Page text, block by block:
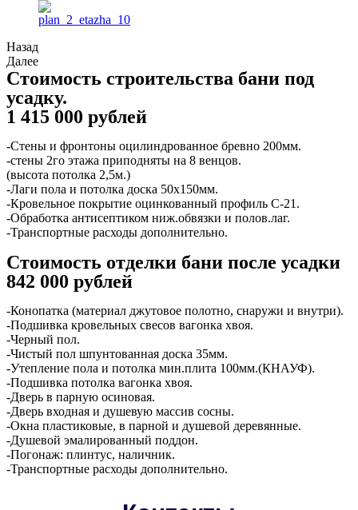
Назад
Далее
Стоимость строительства бани под
усадку.
1 415 000 рублей
-Стены и фронтоны оцилиндрованное бревно 200мм.
-стены 2го этажа приподняты на 8 венцов.
(высота потолка 2,5м.)
-Лаги пола и потолка доска 50х150мм.
-Кровельное покрытие оцинкованный профиль С-21.
-Обработка антисептиком ниж.обвязки и полов.лаг.
-Транспортные расходы дополнительно.
Стоимость отделки бани после усадки
842 000 рублей
-Конопатка (материал джутовое полотно, снаружи и внутри).
-Подшивка кровельных свесов вагонка хвоя.
-Черный пол.
-Чистый пол шпунтованная доска 35мм.
-Утепление пола и потолка мин.плита 100мм.(КНАУФ).
-Подшивка потолка вагонка хвоя.
-Дверь в парную осиновая.
-Дверь входная и душевую массив сосны.
-Окна пластиковые, в парной и душевой деревянные.
-Душевой эмалированный поддон.
-Погонаж: плинтус, наличник.
-Транспортные расходы дополнительно.